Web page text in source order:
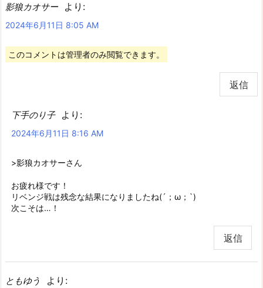
影狼カオサー より:
2024年6月11日 8:05 AM
このコメントは管理者のみ閲覧できます。
返信
下手のり子 より:
2024年6月11日 8:16 AM
>影狼カオサーさん
お疲れ様です！
リベンジ戦は残念な結果になりましたね(´；ω；`)
次こそは…！
返信
ともゆう より: